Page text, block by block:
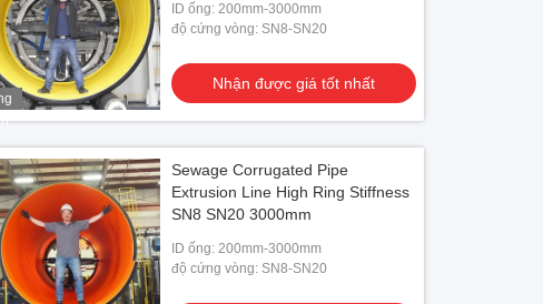
ID ống: 200mm-3000mm
độ cứng vòng: SN8-SN20
Nhận được giá tốt nhất
Sewage Corrugated Pipe
Extrusion Line High Ring Stiffness
SN8 SN20 3000mm
ID ống: 200mm-3000mm
độ cứng vòng: SN8-SN20